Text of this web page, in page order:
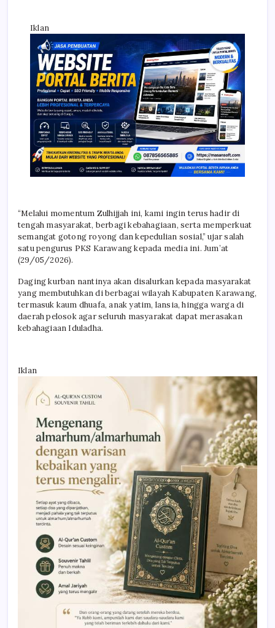
Iklan
“Melalui momentum Zulhijjah ini, kami ingin terus hadir di
tengah masyarakat, berbagi kebahagiaan, serta memperkuat
semangat gotong royong dan kepedulian sosial,” ujar salah
satu pengurus PKS Karawang kepada media ini. Jum’at
(29/05/2026).
Daging kurban nantinya akan disalurkan kepada masyarakat
yang membutuhkan di berbagai wilayah Kabupaten Karawang,
termasuk kaum dhuafa, anak yatim, lansia, hingga warga di
daerah pelosok agar seluruh masyarakat dapat merasakan
kebahagiaan Iduladha.
Iklan